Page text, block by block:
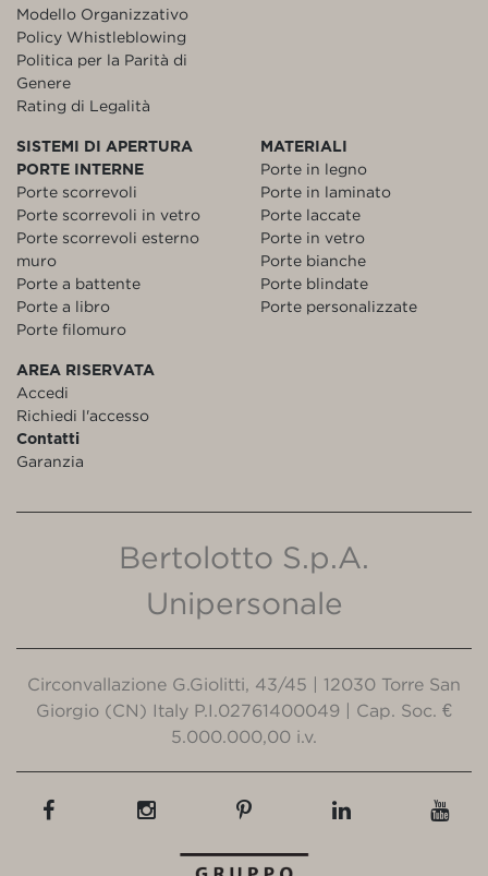
Modello Organizzativo
Policy Whistleblowing
Politica per la Parità di
Genere
Rating di Legalità
SISTEMI DI APERTURA
PORTE INTERNE
Porte scorrevoli
Porte scorrevoli in vetro
Porte scorrevoli esterno
muro
Porte a battente
Porte a libro
Porte filomuro
MATERIALI
Porte in legno
Porte in laminato
Porte laccate
Porte in vetro
Porte bianche
Porte blindate
Porte personalizzate
AREA RISERVATA
Accedi
Richiedi l'accesso
Contatti
Garanzia
Bertolotto S.p.A.
Unipersonale
Circonvallazione G.Giolitti, 43/45 | 12030 Torre San
Giorgio (CN) Italy P.I.02761400049 | Cap. Soc. €
5.000.000,00 i.v.